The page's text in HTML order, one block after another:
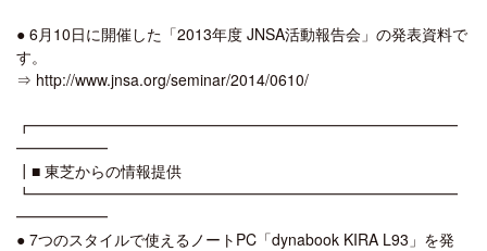
● 6月10日に開催した「2013年度 JNSA活動報告会」の発表資料で
す。
⇒ http://www.jnsa.org/seminar/2014/0610/
┏━━━━━━━━━━━━━━━━━━━━━━━━━━━━
━━━━━━
┃■ 東芝からの情報提供
┗━━━━━━━━━━━━━━━━━━━━━━━━━━━━
━━━━━━
● 7つのスタイルで使えるノートPC「dynabook KIRA L93」を発